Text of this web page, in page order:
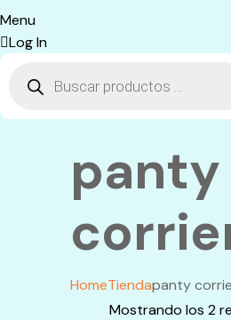
Menu
Log In
productos
panty
HomeTiendapanty
Mostrando los 2